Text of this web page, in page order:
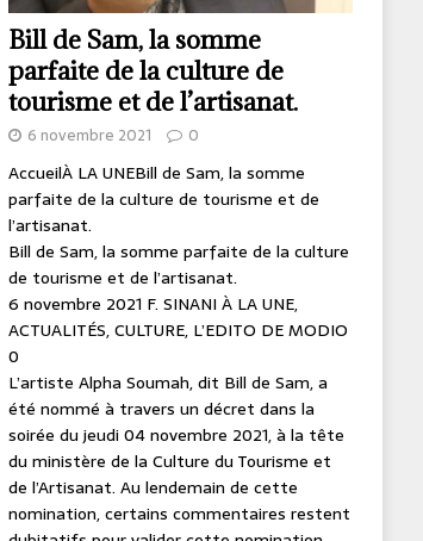
de François
guinéen Mamadi
Bill de Sam, la somme
parfaite de la culture de
tourisme et de l’artisanat.
6 novembre 2021 0
AccueilÀ LA UNEBill de Sam, la somme
parfaite de la culture de tourisme et de
l’artisanat.
Bill de Sam, la somme parfaite de la culture
de tourisme et de l’artisanat.
6 novembre 2021 F. SINANI À LA UNE,
ACTUALITÉS, CULTURE, L’EDITO DE MODIO
0
L’artiste Alpha Soumah, dit Bill de Sam, a
été nommé à travers un décret dans la
soirée du jeudi 04 novembre 2021, à la tête
du ministère de la Culture du Tourisme et
de l’Artisanat. Au lendemain de cette
nomination, certains commentaires restent